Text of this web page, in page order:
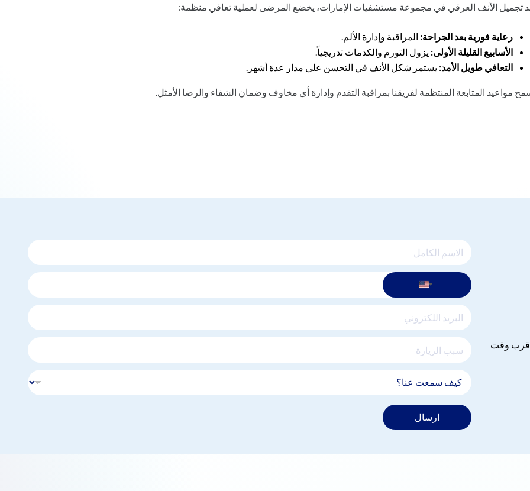
تجميل الأنف العرقي في مجموعة مستشفيات الإمارات، يخضع المرضى لعملية تعافي منظمة:
رعاية فورية بعد الجراحة: المراقبة وإدارة الألم.
الأسابيع القليلة الأولى: يزول التورم والكدمات تدريجياً.
التعافي طويل الأمد: يستمر شكل الأنف في التحسن على مدار عدة أشهر.
مواعيد المتابعة المنتظمة لفريقنا بمراقبة التقدم وإدارة أي مخاوف وضمان الشفاء والرضا الأمثل.
اقرب وقت
ارسال